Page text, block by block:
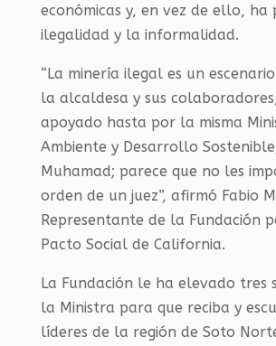
económicas y, en vez de ello, ha
ilegalidad y la informalidad.
“La minería ilegal es un
la alcaldesa y sus
apoyado hasta por la misma
Ambiente y Desarrollo
Muhamad; parece que no les
orden de un juez”, afirmó Fabio
Representante de la Fundación
Pacto Social de California.
La Fundación le ha elevado tres
la Ministra para que reciba y
líderes de la región de Soto